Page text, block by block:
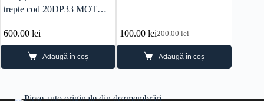
trepte cod 20DP33 MOTOR
600.00 lei
Adaugă în coș
200.00lei
Prețul
fost:
100.00leiPrețul
este:
100.00 lei.
Adaugă în coș